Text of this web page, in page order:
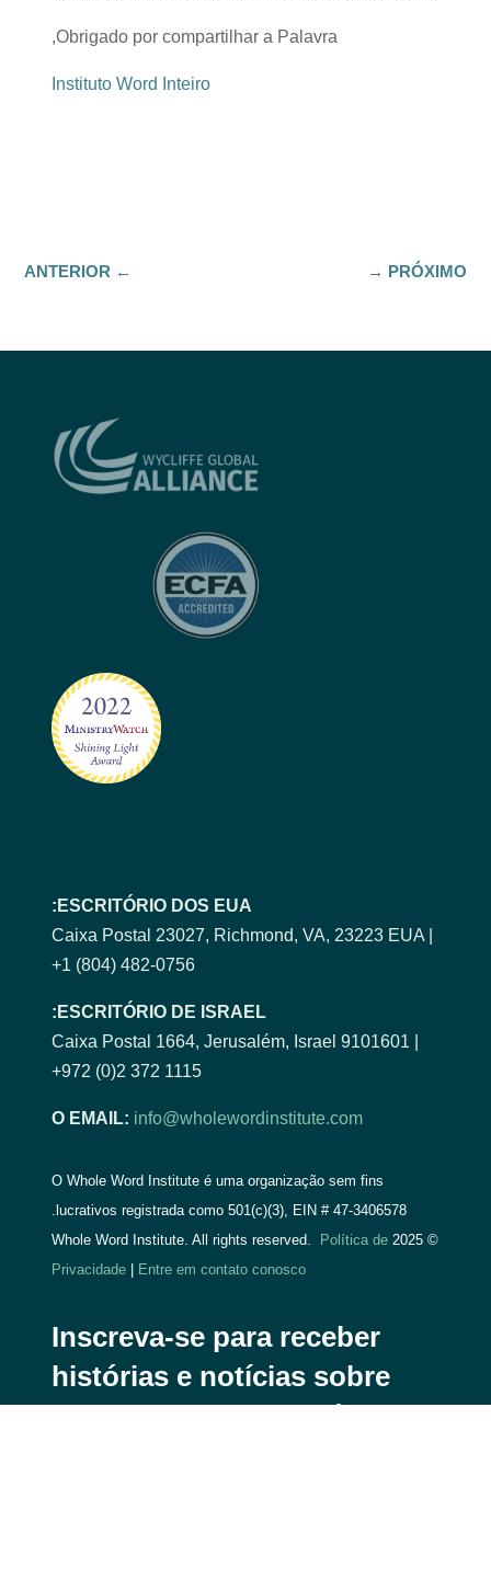
Obrigado por compartilhar a Palavra,
Instituto Word Inteiro
←
ANTERIOR PRÓXIMO
→
ESCRITÓRIO DOS EUA:
Caixa Postal 23027, Richmond, VA, 23223 EUA |
+1 (804) 482-0756
ESCRITÓRIO DE ISRAEL:
Caixa Postal 1664, Jerusalém, Israel 9101601 |
+972 (0)2 372 1115
O EMAIL: info@wholewordinstitute.com
O Whole Word Institute é uma organização sem fins
lucrativos registrada como 501(c)(3), EIN #47-3406578.
© 2025 Whole Word Institute. All rights reserved.
Política de
Privacidade
Entre em contato conosco
Inscreva-se para receber
histórias e notícias sobre
todo o impacto da Bíblia.